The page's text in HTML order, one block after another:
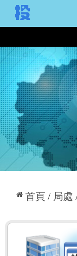
首頁 局處
::: 社會